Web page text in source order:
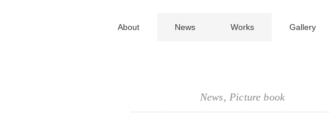
About News Works Gallery
News, Picture book